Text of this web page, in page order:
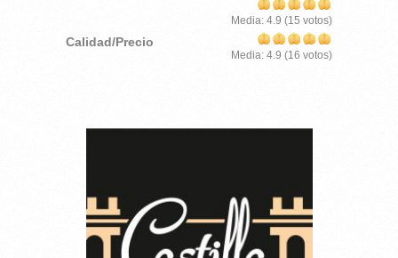
Media: 4.9 (15 votos)
Calidad/Precio
Media: 4.9 (16 votos)